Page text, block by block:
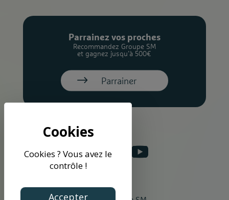
Cookies ? Vous avez le
contrôle !
Accepter
Parrainez vos proches
Recommandez Groupe SM
et gagnez jusqu’à 500€
Parrainer